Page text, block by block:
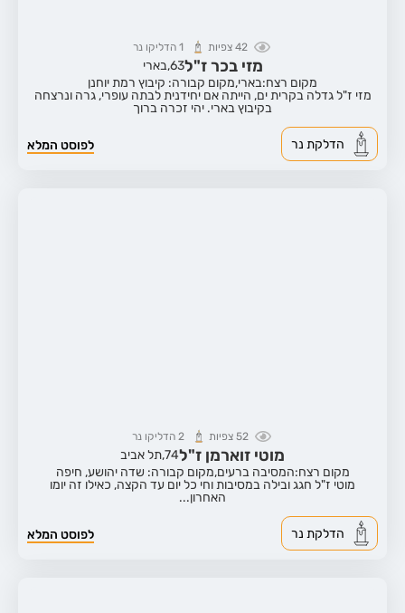
42 צפיות 1 הדליקו נר
מזי בכר ז"ל63,בארי
מקום רצח:בארי,מקום קבורה: קיבוץ רמת יוחנן
מזי ז"ל גדלה בקרית ים, הייתה אם יחידנית לבתה עופרי, גרה ונרצחה
בקיבוץ בארי. יהי זכרה ברוך
לפוסט המלא הדלקת נר
52 צפיות 2 הדליקו נר
מוטי זוארמן ז"ל74,תל אביב
מקום רצח:המסיבה ברעים,מקום קבורה: שדה יהושע, חיפה
מוטי ז"ל חגג ובילה במסיבות וחי כל יום עד הקצה, כאילו זה יומו
האחרון...
לפוסט המלא הדלקת נר